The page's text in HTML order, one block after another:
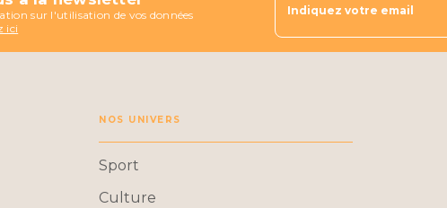
sur l'utilisation de vos données
ici
Indiquez votre email
NOS UNIVERS
Sport
Culture